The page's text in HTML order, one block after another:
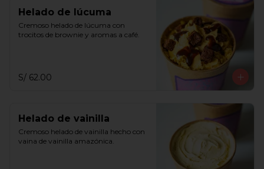
Helado de lúcuma
Cremoso helado de lúcuma con
trocitos de brownie y aromas a café.
S/ 62.00
Helado de vainilla
Cremoso helado de vainilla hecho con
vaina de vainilla amazónica.